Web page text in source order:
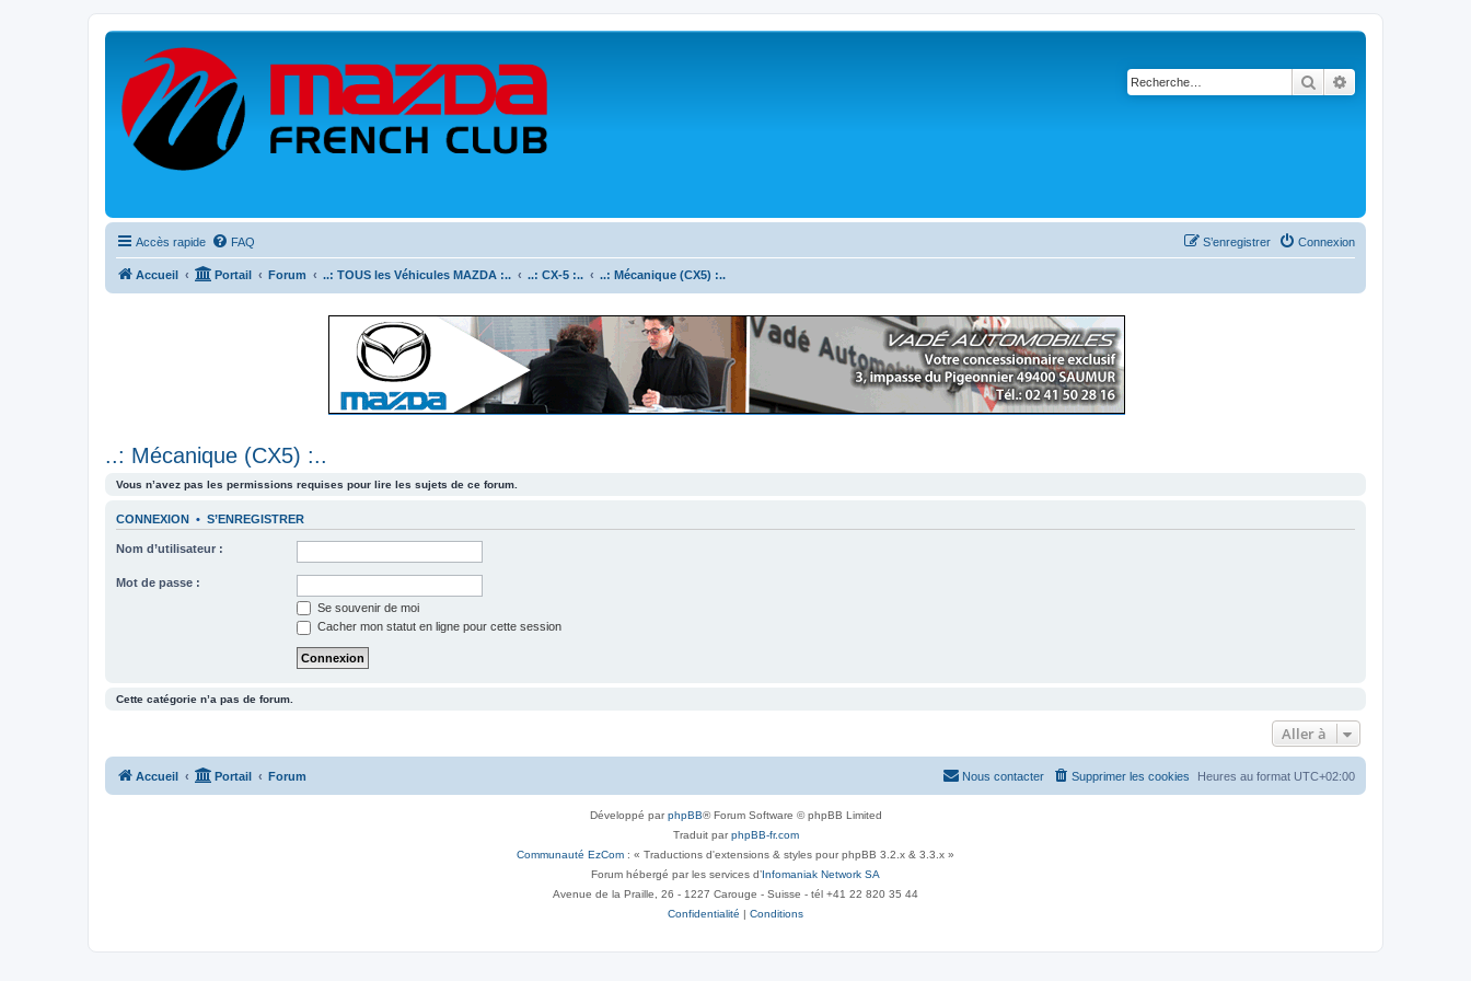
Rechercher
Accès rapide FAQ Connexion
S’enregistrer
Accueil Portail Forum ..: TOUS les Véhicules MAZDA :.. ..: CX-5 :.. ..: Mécanique (CX5) :..
..: Mécanique (CX5) :..
Vous n’avez pas les permissions requises pour lire les sujets de ce forum.
CONNEXION • S’ENREGISTRER
Nom d’utilisateur :
Mot de passe :
Se souvenir de moi
Cacher mon statut en ligne pour cette session
Cette catégorie n’a pas de forum.
Aller à
Accueil Portail Forum Heures au format UTC+02:00
Supprimer les cookies
Nous contacter
Développé parphpBB® Forum Software © phpBB Limited
Traduit parphpBB-fr.com
Communauté EzCom : « Traductions d'extensions & styles pour phpBB 3.2.x & 3.3.x »
Forum hébergé par les services d’Infomaniak Network SA
Avenue de la Praille, 26 - 1227 Carouge - Suisse - tél +41 22 820 35 44
Confidentialité | Conditions